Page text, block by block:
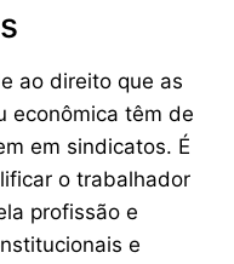
ao direito que as
econômica têm de
em sindicatos. É
o trabalhador
profissão e
e